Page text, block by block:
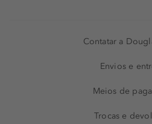
Contatar a
Envios e
Meios de
Trocas e